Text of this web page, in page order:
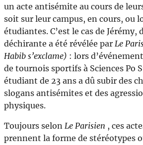
un acte antisémite au cours de
soit sur leur campus, en cours, ou
étudiantes. C’est le cas de Jérémy,
déchirante a été révélée par Le
Habib s’exclame) : lors
de tournois sportifs à Sciences Po
étudiant de 23 ans a dû subir des
slogans antisémites et des
physiques.
Toujours selon Le Parisien , ces
prennent la forme de stéréotypes